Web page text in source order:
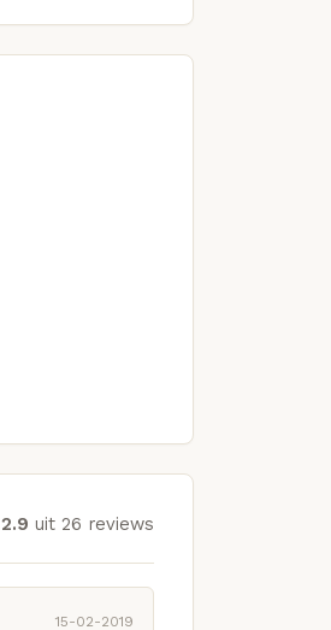
2.9 uit 26 reviews
15-02-2019